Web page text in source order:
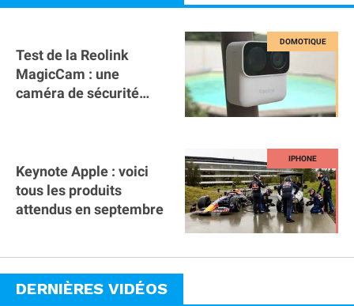
Test de la Reolink
MagicCam : une
caméra de sécurité
Keynote Apple : voici
tous les produits
attendus en septembre
DERNIÈRES VIDÉOS